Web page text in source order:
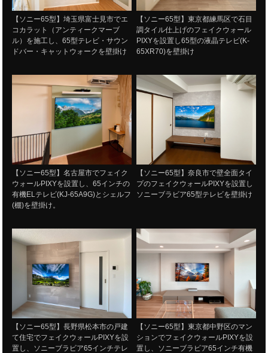
【ソニー65型】埼玉県富士見市でエ
コカラット（アンティークマーブ
ル）を施工し、65型テレビ・サウン
ドバー・キャットウォークを壁掛け
【ソニー65型】東京都練馬区で石目
調タイル仕上げのフェイクウォール
PIXYを設置し65型の液晶テレビ(K-
65XR70)を壁掛け
【ソニー65型】名古屋市でフェイク
ウォールPIXYを設置し、65インチの
有機ELテレビ(KJ-65A9G)とシェルフ
(棚)を壁掛け。
【ソニー65型】奈良市で壁全面タイ
プのフェイクウォールPIXYを設置し
ソニーブラビア65型テレビを壁掛け
【ソニー65型】長野県松本市の戸建
て住宅でフェイクウォールPIXYを設
置し、ソニーブラビア65インチテレ
【ソニー65型】東京都中野区のマン
ションでフェイクウォールPIXYを設
置し、ソニーブラビア65インチ有機